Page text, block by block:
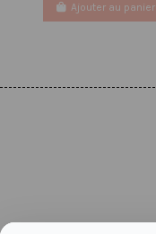
Ajouter au panier